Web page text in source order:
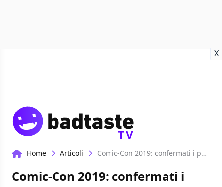
X
TV
Home Articoli Comic-Con 2019: confermati i panel di The Walking Dead e Fear The Walking Dead
Comic-Con 2019: confermati i